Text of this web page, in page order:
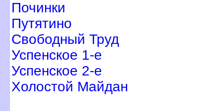
Починки
Путятино
Свободный Труд
Успенское 1-е
Успенское 2-е
Холостой Майдан